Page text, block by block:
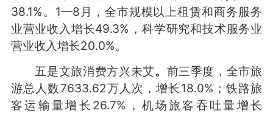
38.1%。1—8月，全市规模以上租赁和商务服务
业营业收入增长49.3%，科学研究和技术服务业
营业收入增长20.0%。
五是文旅消费方兴未艾。 前三季度，全市旅
游总人数7633.62万人次，增长18.0%；铁路旅
客运输量增长26.7%，机场旅客吞吐量增长